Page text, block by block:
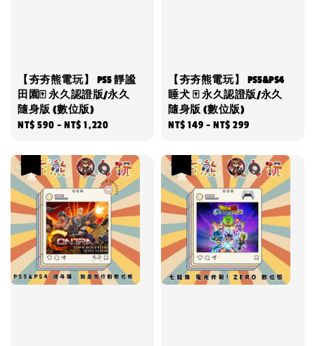
【夯夯熊電玩】 PS5 靜謐
田園🀄 永久認證版/永久
隨身版 (數位版)
Regular
NT$ 590 -NT$ 1,220
【夯夯熊電玩】 PS5&PS4
睡犬 🀄 永久認證版/永久
隨身版 (數位版)
Regular
NT$ 149 -NT$ 299